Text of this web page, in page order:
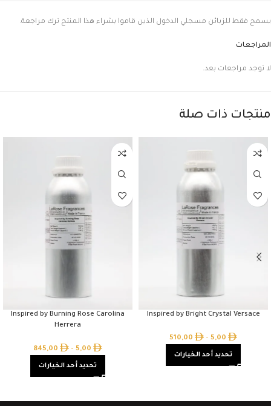
المراجعات
لا توجد مراجعات بعد.
يسمح فقط للزبائن مسجلي الدخول الذين قاموا بشراء هذا المنتج ترك مراجعة.
منتجات ذات صلة
Inspired by Bright Crystal Versace
5,00
–
510,00
تحديد أحد الخيارات
Inspired by Burning Rose Carolina
Herrera
5,00
–
845,00
تحديد أحد الخيارات